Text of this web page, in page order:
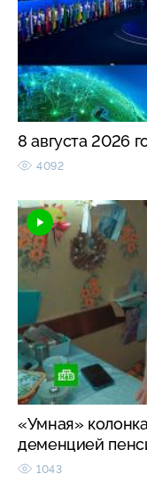
8 августа 2026
4092
«Умная»
деменцией
1043